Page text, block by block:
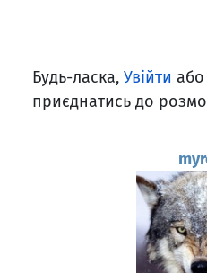
Будь-ласка, Увійти або
приєднатись до